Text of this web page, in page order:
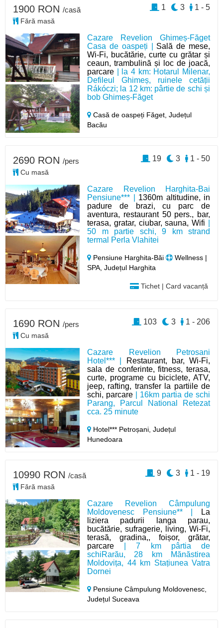
Cazare Revelion Ghimeș-Făget
Casa de oaspeți | Sală de mese,
Wi-Fi, bucătărie, curte cu grătar și
ceaun, trambulină și loc de joacă,
parcare | la 4 km: Hotarul Milenar,
Defileul Ghimeș, ruinele cetății
Rákóczi; la 12 km: pârtie de schi și
bob Ghimeș-Făget
Casă de oaspeți Făget,Județul
Bacău
1900 RON /casă
Fără masă
1 - 5
3
1
Cazare Revelion Harghita-Bai
Pensiune*** | 1360m altitudine, in
padure de brazi, cu parc de
aventura, restaurant 50 pers., bar,
terasa, gratar, ciubar, sauna, Wifi
50 m partie schi, 9 km strand
termal Perla Vlahitei
Pensiune Harghita-Băi
Wellness |
SPA, Județul Harghita
Tichet | Card vacanță
2690 RON /pers
Cu masă
1 - 50
3
19
Cazare Revelion Petrosani
Hotel*** |
Restaurant, bar, Wi-Fi,
sala de conferinte, fitness, terasa,
curte, programe cu biciclete, ATV,
jeep, rafting, transfer la partiile de
schi, parcare | 16km partia de schi
Parang, Parcul National Retezat
cca. 25 minute
Hotel*** Petroșani,Județul
Hunedoara
1690 RON /pers
Cu masă
1 - 206
3
103
Cazare Revelion Câmpulung
Moldovenesc Pensiune** |
La
liziera padurii langa parau,
bucătărie, sufragerie, living, Wi-Fi,
terasă, gradina,, foișor, grătar,
parcare | 7 km pârtia de
schiRarău, 28 km Mănăstirea
Moldovița, 44 km Stațiunea Vatra
Dornei
Pensiune Câmpulung Moldovenesc,
Județul Suceava
10990 RON /casă
Fără masă
1 - 19
3
9